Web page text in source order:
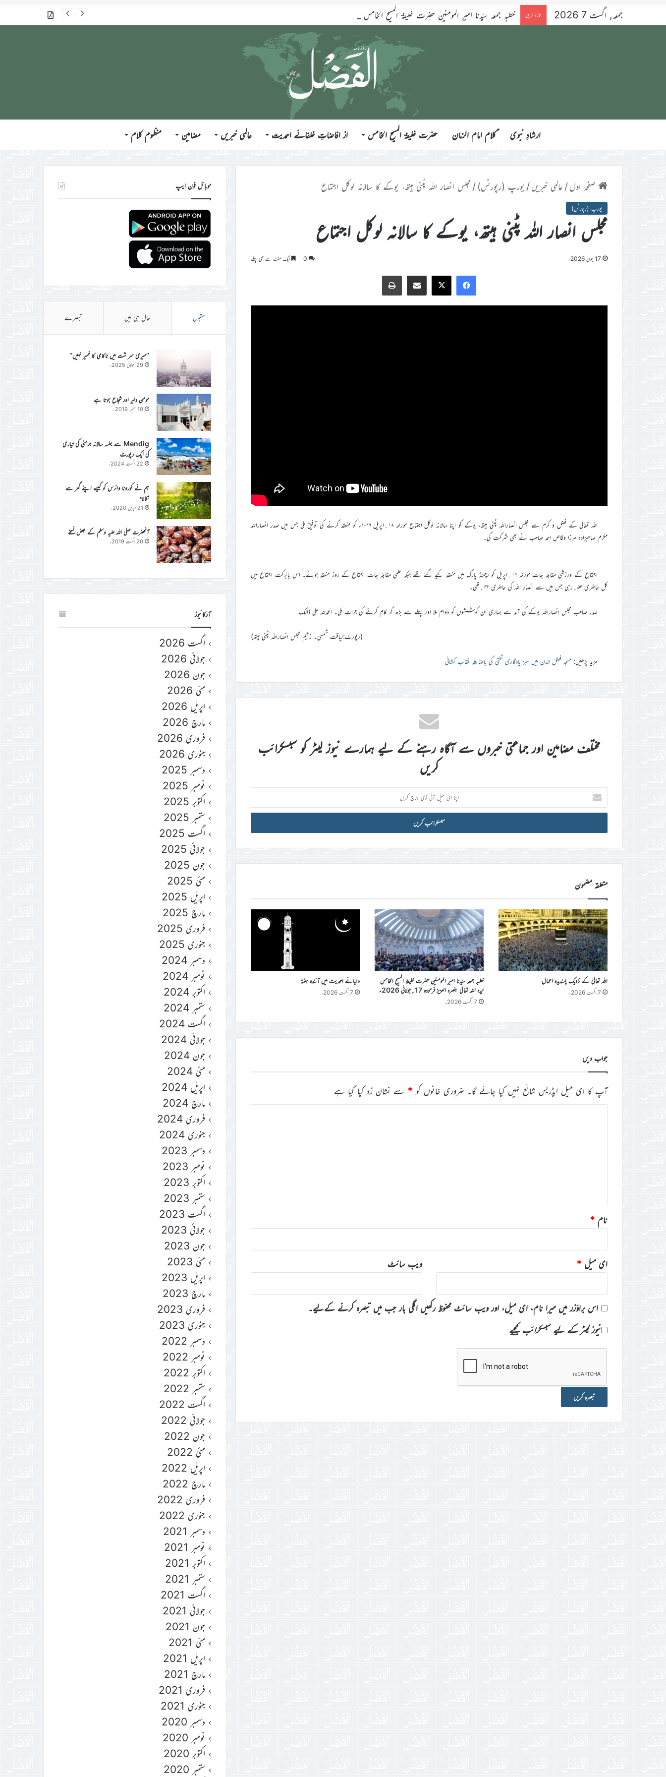
جمعہ, اگست 7 2026 تازہ ترین خطبہ جمعہ سیّدنا امیر المومنین حضرت خلیفۃ المسیح الخامس ایّدہ اللہ تعالیٰ بنصرہ العزیز فرمودہ 17؍جولائی 2026ء گذشتہ شمارے
ارشادِ نبوی ؑکلام امام الزمان حضرت خلیفۃ المسیح الخامس از افاضاتِ خلفائے احمدیت عالمی خبریں مضامین منظوم کلام
صفحۂ اول/ عالمی خبریں/ یورپ (رپورٹس) / مجلس انصار اللہ پٹنی ہیتھ، یوکے کا سالانہ لوکل اجتماع
یورپ (رپورٹس)
مجلس انصار اللہ پٹنی ہیتھ، یوکے کا سالانہ لوکل اجتماع
17 جون 2026ء 0 ایک منٹ سے بھی پہلے
Facebook
X
Share via Email
Print
اللہ تعالیٰ کے فضل و کرم سے مجلس انصاراللہ پٹنی ہیتھ، یوکے کو اپنا سالانہ لوکل اجتماع مورخہ ۱۸؍اپریل ۲۰۲۶ء کو منعقد کرنے کی توفیق ملی جس میں صدر انصاراللہ
مکرم صاحبزادہ مرزا وقاص احمد صاحب نے بھی شرکت کی۔
اجتماع کے ورزشی مقابلہ جات مورخہ ۱۶؍اپریل کو رچمنڈ پارک میں منعقد کیے گئے تھے جبکہ علمی مقابلہ جات اجتماع کے روز منعقد ہوئے۔ اس بابرکت اجتماع میں
کل حاضری ۵۳؍رہی جس میں سے انصار اللہ کی حاضری ۴۲؍تھی۔
صدر صاحب مجلس انصاراللہ یوکے کی آمد سے ہماری ان کوششوں کو دوام ملا اور پہلے سے بڑھ کر کام کرنے کی جرات ملی۔ الحمدللہ علیٰ ذالک
(رپورٹ:لیاقت شمسی۔ زعیم مجلس انصاراللہ پٹنی ہیتھ)
مزید پڑھیں: مسجد فضل لندن میں سبز یادگاری تختی کی باضابطہ نقاب کشائی
مختلف مضامین اور جماعتی خبروں سے آگاہ رہنے کے لیے ہمارے نیوز لیٹر کو سبسکرائب
کریں
اپنا
ای
میل
ڈی
متعلقہ مضمون
اللہ تعالیٰ کے نزدیک پسندیدہ اعمال
7 اگست 2026ء
خطبہ جمعہ سیّدنا امیر المومنین حضرت خلیفۃ المسیح الخامس
ایّدہ اللہ تعالیٰ بنصرہ العزیز فرمودہ 17؍جولائی 2026ء
7 اگست 2026ء
دنیائے احمدیت میں آئندہ ہفتہ
7 اگست 2026ء
جواب دیں
آپ کا ای میل ایڈریس شائع نہیں کیا جائے گا۔ ضروری خانوں کو * سے نشان زد کیا گیا ہے
نام *
ای میل * ویب‌ سائٹ
اس براؤزر میں میرا نام، ای میل، اور ویب سائٹ محفوظ رکھیں اگلی بار جب میں تبصرہ کرنے کےلیے۔
نیوز لیٹر کے لیے سبسکرائب کیجیے
موبائل فون ایپ
مقبول حال ہی میں تبصرے
’’میری سر شت میں ناکامی کا خمیر نہیں‘‘
29 جولائی 2025ء
مومن دلیر اور شجاع ہوتا ہے
10 ستمبر 2019ء
Mendig سے جلسہ سالانہ جرمنی کی تیاری
کی ایک رپورٹ
22 اگست 2024ء
ہم نے کورونا وائرس کو کیسے اپنے گھر سے
نکالا؟
21 اپریل 2020ء
آنحضرت صلی اللہ علیہ وسلم کے بعض نسخے
20 اگست 2019ء
آرکائیوز
اگست 2026
جولائی 2026
جون 2026
مئی 2026
اپریل 2026
مارچ 2026
فروری 2026
جنوری 2026
دسمبر 2025
نومبر 2025
اکتوبر 2025
ستمبر 2025
اگست 2025
جولائی 2025
جون 2025
مئی 2025
اپریل 2025
مارچ 2025
فروری 2025
جنوری 2025
دسمبر 2024
نومبر 2024
اکتوبر 2024
ستمبر 2024
اگست 2024
جولائی 2024
جون 2024
مئی 2024
اپریل 2024
مارچ 2024
فروری 2024
جنوری 2024
دسمبر 2023
نومبر 2023
اکتوبر 2023
ستمبر 2023
اگست 2023
جولائی 2023
جون 2023
مئی 2023
اپریل 2023
مارچ 2023
فروری 2023
جنوری 2023
دسمبر 2022
نومبر 2022
اکتوبر 2022
ستمبر 2022
اگست 2022
جولائی 2022
جون 2022
مئی 2022
اپریل 2022
مارچ 2022
فروری 2022
جنوری 2022
دسمبر 2021
نومبر 2021
اکتوبر 2021
ستمبر 2021
اگست 2021
جولائی 2021
جون 2021
مئی 2021
اپریل 2021
مارچ 2021
فروری 2021
جنوری 2021
دسمبر 2020
نومبر 2020
اکتوبر 2020
ستمبر 2020